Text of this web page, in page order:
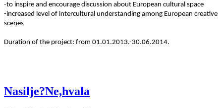
-to inspire and encourage discussion about European cultural space
-increased level of intercultural understanding among European creative
scenes
Duration of the project: from 01.01.2013.-30.06.2014.
Nasilje?Ne,hvala